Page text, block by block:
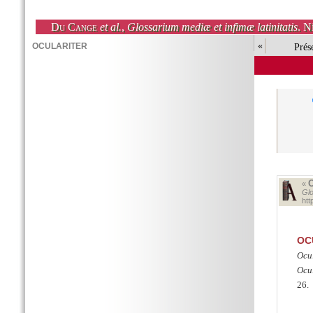
Du Cange et al., Glossarium mediæ et infimæ latinitatis.
«
«
26.